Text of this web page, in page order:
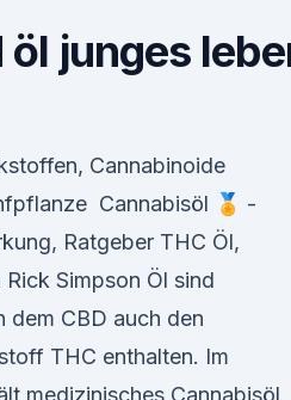
öl junges
Cannabinoide
Cannabisöl 🏅 -
Ratgeber THC Öl,
Simpson Öl sind
dem CBD auch den
THC enthalten. Im
medizinisches Cannabisöl